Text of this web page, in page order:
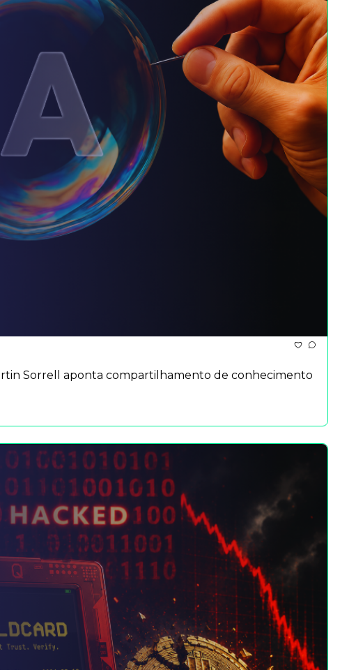
Sorrell aponta compartilhamento de conhecimento